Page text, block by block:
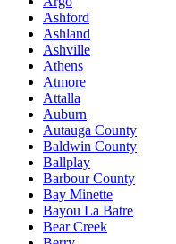
Ashford
Ashland
Ashville
Athens
Atmore
Attalla
Auburn
Autauga County
Baldwin County
Ballplay
Barbour County
Bay Minette
Bayou La Batre
Bear Creek